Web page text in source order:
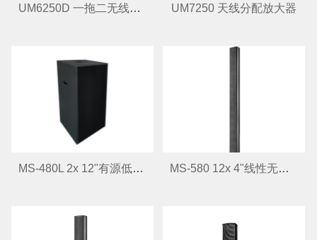
UM6250D 一拖二无线头戴话筒 UM7250 天线分配放大器
MS-480L 2x 12"有源低音扬声器 MS-580 12x 4"线性无源柱状扬声器